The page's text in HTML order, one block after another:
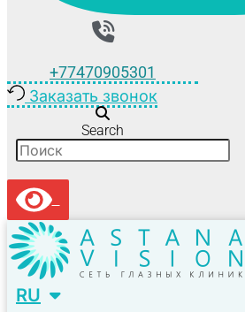
+77470905301
Заказать звонок
Search
RU